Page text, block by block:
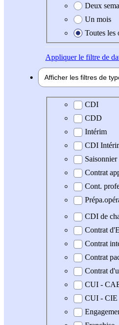
Deux
Un mois
Toutes les
Appliquerle filtre de
Afficher les filtres de
Type de contrat
CDI
CDD
Intérim
CDI
Saisonnier
Contrat
Cont.
CDI de
Contrat
Contrat
Contrat
Contrat
CUI -
CUI - CIE